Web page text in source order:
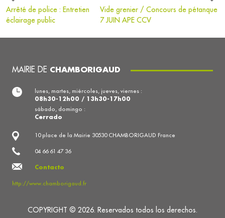
Arrêté de police : Entretien
éclairage public
Vide grenier / Concours de pétanque
7 JUIN APE CCV
MAIRIE DE CHAMBORIGAUD
10 place de la Mairie 30530 CHAMBORIGAUD France
04 66 61 47 36
Contacto
http://www.chamborigaud.fr
lunes, martes, miércoles, jueves, viernes :
08h30-12h00 / 13h30-17h00
sábado, domingo :
Cerrado
COPYRIGHT © 2026. Reservados todos los derechos.